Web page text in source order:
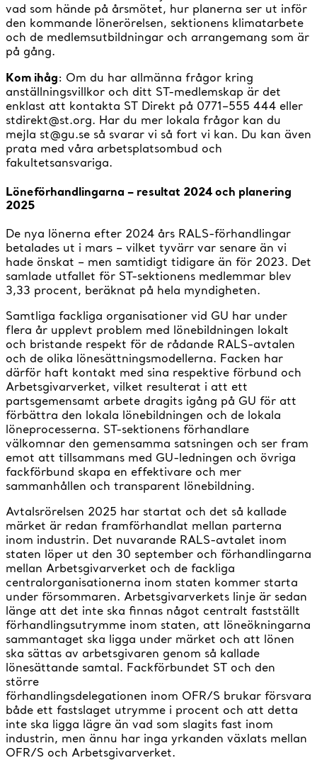
vad som hände på årsmötet, hur planerna ser ut inför
den kommande lönerörelsen, sektionens klimatarbete
och de medlemsutbildningar och arrangemang som är
på gång.
Kom ihåg: Om du har allmänna frågor kring
anställningsvillkor och ditt ST-medlemskap är det
enklast att kontakta ST Direkt på 0771–555 444 eller
stdirekt@st.org. Har du mer lokala frågor kan du
mejla st@gu.se så svarar vi så fort vi kan. Du kan även
prata med våra arbetsplatsombud och
fakultetsansvariga.
Löneförhandlingarna – resultat 2024 och planering
2025
De nya lönerna efter 2024 års RALS-förhandlingar
betalades ut i mars – vilket tyvärr var senare än vi
hade önskat – men samtidigt tidigare än för 2023. Det
samlade utfallet för ST-sektionens medlemmar blev
3,33 procent, beräknat på hela myndigheten.
Samtliga fackliga organisationer vid GU har under
flera år upplevt problem med lönebildningen lokalt
och bristande respekt för de rådande RALS-avtalen
och de olika lönesättningsmodellerna. Facken har
därför haft kontakt med sina respektive förbund och
Arbetsgivarverket, vilket resulterat i att ett
partsgemensamt arbete dragits igång på GU för att
förbättra den lokala lönebildningen och de lokala
löneprocesserna. ST-sektionens förhandlare
välkomnar den gemensamma satsningen och ser fram
emot att tillsammans med GU-ledningen och övriga
fackförbund skapa en effektivare och mer
sammanhållen och transparent lönebildning.
Avtalsrörelsen 2025 har startat och det så kallade
märket är redan framförhandlat mellan parterna
inom industrin. Det nuvarande RALS-avtalet inom
staten löper ut den 30 september och förhandlingarna
mellan Arbetsgivarverket och de fackliga
centralorganisationerna inom staten kommer starta
under försommaren. Arbetsgivarverkets linje är sedan
länge att det inte ska finnas något centralt fastställt
förhandlingsutrymme inom staten, att löneökningarna
sammantaget ska ligga under märket och att lönen
ska sättas av arbetsgivaren genom så kallade
lönesättande samtal. Fackförbundet ST och den
större
förhandlingsdelegationen inom OFR/S brukar försvara
både ett fastslaget utrymme i procent och att detta
inte ska ligga lägre än vad som slagits fast inom
industrin, men ännu har inga yrkanden växlats mellan
OFR/S och Arbetsgivarverket.